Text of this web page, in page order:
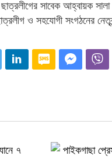
সাবেক আহ্বায়ক
ও সহযোগী সংগঠনের